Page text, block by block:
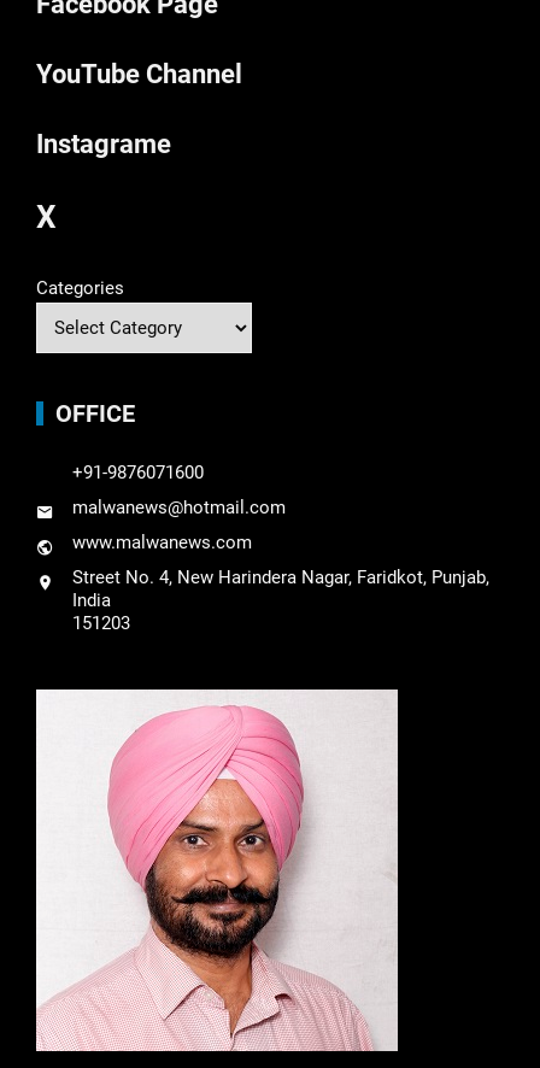
YouTube Channel
Instagrame
X
Categories
OFFICE
+91-9876071600
malwanews@hotmail.com
www.malwanews.com
Street No. 4, New Harindera Nagar, Faridkot, Punjab,
India
151203